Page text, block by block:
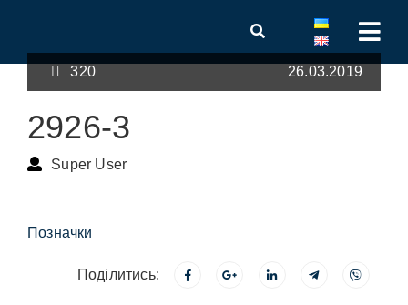
320 26.03.2019
2926-3
Super User
Позначки
Поділитись: